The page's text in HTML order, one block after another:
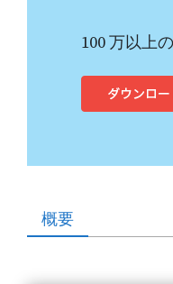
100 万以上
概要